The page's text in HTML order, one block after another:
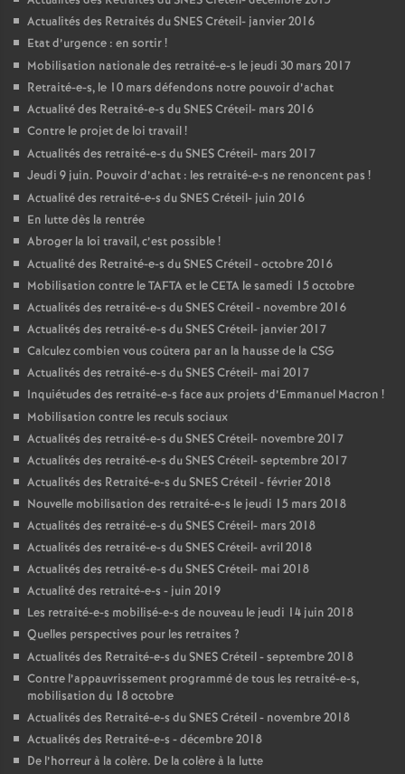
Actualités des Retraités duSNESCréteil- janvier 2016
Etat d’urgence : en sortir!
Mobilisation nationale des retraité-e-s le jeudi 30 mars 2017
Retraité-e-s, le 10 mars défendons notre pouvoir d’achat
Actualité des Retraité-e-s duSNESCréteil- mars 2016
Contre le projet de loi travail!
Actualités des retraité-e-s duSNESCréteil- mars 2017
Jeudi 9 juin. Pouvoir d’achat : les retraité-e-s ne renoncent pas !
Actualité des retraité-e-s duSNESCréteil- juin 2016
En lutte dès la rentrée
Abroger la loi travail, c’est possible!
Actualité des Retraité-e-s duSNESCréteil - octobre 2016
Mobilisation contre leTAFTAet leCETA le samedi 15 octobre
Actualités des retraité-e-s duSNESCréteil - novembre 2016
Actualités des retraité-e-s duSNESCréteil- janvier 2017
Calculez combien vous coûtera par an la hausse de la CSG
Actualités des retraité-e-s duSNESCréteil- mai 2017
Inquiétudes des retraité-e-s face aux projets d’Emmanuel Macron !
Mobilisation contre les reculs sociaux
Actualités des retraité-e-s duSNESCréteil- novembre 2017
Actualités des retraité-e-s duSNESCréteil- septembre 2017
Actualités des Retraité-e-s duSNESCréteil - février 2018
Nouvelle mobilisation des retraité-e-s le jeudi 15 mars 2018
Actualités des retraité-e-s duSNESCréteil- mars 2018
Actualités des retraité-e-s duSNESCréteil- avril 2018
Actualités des retraité-e-s duSNESCréteil- mai 2018
Actualité des retraité-e-s - juin 2019
Les retraité-e-s mobilisé-e-s de nouveau le jeudi 14 juin 2018
Quelles perspectives pour les retraites ?
Actualités des Retraité-e-s duSNESCréteil - septembre 2018
Contre l’appauvrissement programmé de tous les retraité-e-s,
mobilisation du 18 octobre
Actualités des Retraité-e-s duSNESCréteil - novembre 2018
Actualités des Retraité-e-s - décembre 2018
De l’horreur à la colère. De la colère à la lutte